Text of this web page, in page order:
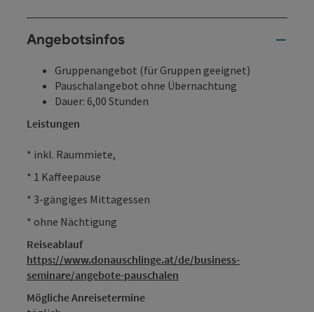
Angebotsinfos
Gruppenangebot (für Gruppen geeignet)
Pauschalangebot ohne Übernachtung
Dauer: 6,00 Stunden
Leistungen
* inkl. Raummiete,
* 1 Kaffeepause
* 3-gängiges Mittagessen
* ohne Nächtigung
Reiseablauf
https://www.donauschlinge.at/de/business-
seminare/angebote-pauschalen
Mögliche Anreisetermine